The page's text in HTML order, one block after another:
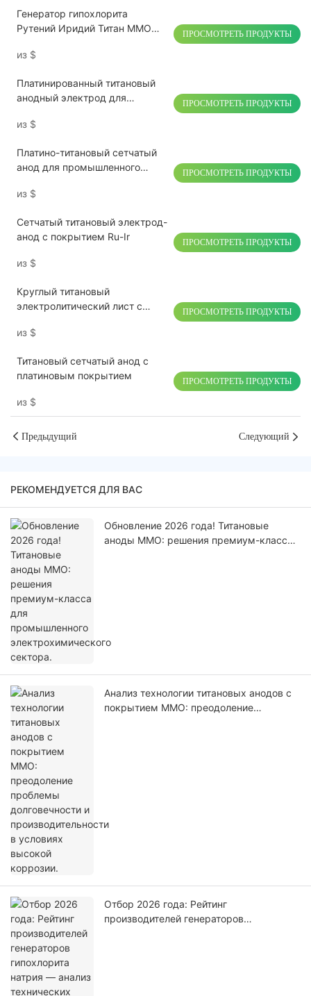
Генератор гипохлорита
Рутений Иридий Титан ММО
из $
ПРОСМОТРЕТЬ ПРОДУКТЫ
Платинированный титановый
анодный электрод для
из $
ПРОСМОТРЕТЬ ПРОДУКТЫ
Платино-титановый сетчатый
анод для промышленного
применения
из $
ПРОСМОТРЕТЬ ПРОДУКТЫ
Сетчатый титановый электрод-
анод с покрытием Ru-Ir
из $
ПРОСМОТРЕТЬ ПРОДУКТЫ
Круглый титановый
электролитический лист с
покрытием для фруктов и
из $
ПРОСМОТРЕТЬ ПРОДУКТЫ
Титановый сетчатый анод с
платиновым покрытием
из $
ПРОСМОТРЕТЬ ПРОДУКТЫ
Предыдущий Следующий
РЕКОМЕНДУЕТСЯ ДЛЯ ВАС
Обновление 2026 года! Титановые
аноды MMO: решения премиум-класса
Анализ технологии титановых анодов с
покрытием MMO: преодоление
Отбор 2026 года: Рейтинг
производителей генераторов